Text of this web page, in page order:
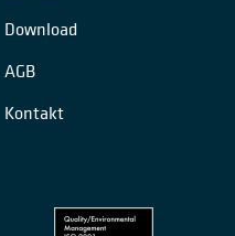
Download
AGB
Kontakt